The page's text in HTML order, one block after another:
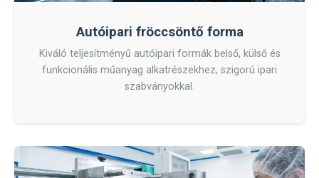
Autóipari fröccsöntő forma
Kiváló teljesítményű autóipari formák belső, külső és
funkcionális műanyag alkatrészekhez, szigorú ipari
szabványokkal.